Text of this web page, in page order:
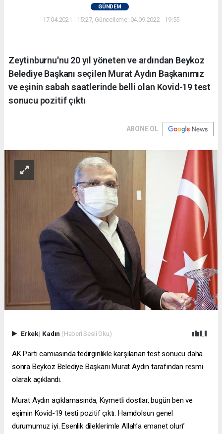
GÜNDEM
17.04.2021 - 15:27, Güncelleme: 04.09.2022 - 19:55
Zeytinburnu'nu 20 yıl yöneten ve ardından Beykoz
Belediye Başkanı seçilen Murat Aydın Başkanımız
ve eşinin sabah saatlerinde belli olan Kovid-19 test
sonucu pozitif çıktı
ABONE OL
Erkek| Kadın (Haberi Sesli Oku)
AK Parti camiasında tedirginlikle karşılanan test sonucu daha
sonra Beykoz Belediye Başkanı Murat Aydın tarafından resmi
olarak açıklandı.
Murat Aydın açıklamasında, Kıymetli dostlar, bugün ben ve
eşimin Kovid-19 testi pozitif çıktı. Hamdolsun genel
durumumuz iyi. Esenlik dileklerimle Allah’a emanet olun”